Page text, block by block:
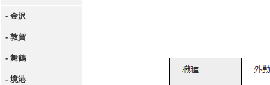
- 金沢
- 敦賀
- 舞鶴
- 境港